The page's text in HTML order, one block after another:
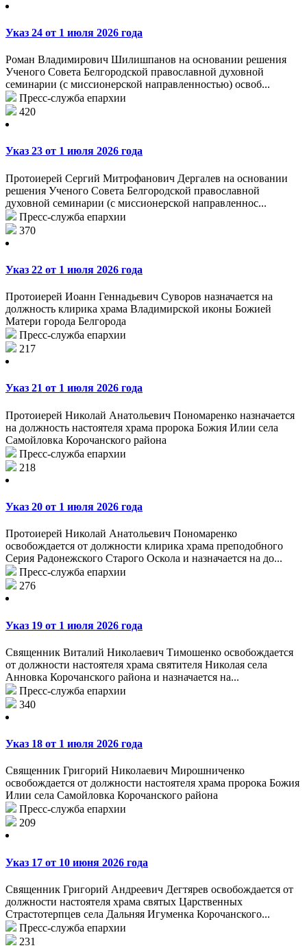
Указ 24 от 1 июля 2026 года
Роман Владимирович Шилишпанов на основании решения
Ученого Совета Белгородской православной духовной
семинарии (с миссионерской направленностью) освоб...
Пресс-служба епархии
420
Указ 23 от 1 июля 2026 года
Протоиерей Сергий Митрофанович Дергалев на основании
решения Ученого Совета Белгородской православной
духовной семинарии (с миссионерской направленнос...
Пресс-служба епархии
370
Указ 22 от 1 июля 2026 года
Протоиерей Иоанн Геннадьевич Суворов назначается на
должность клирика храма Владимирской иконы Божией
Матери города Белгорода
Пресс-служба епархии
217
Указ 21 от 1 июля 2026 года
Протоиерей Николай Анатольевич Пономаренко назначается
на должность настоятеля храма пророка Божия Илии села
Самойловка Корочанского района
Пресс-служба епархии
218
Указ 20 от 1 июля 2026 года
Протоиерей Николай Анатольевич Пономаренко
освобождается от должности клирика храма преподобного
Серия Радонежского Старого Оскола и назначается на до...
Пресс-служба епархии
276
Указ 19 от 1 июля 2026 года
Священник Виталий Николаевич Тимошенко освобождается
от должности настоятеля храма святителя Николая села
Анновка Корочанского района и назначается на...
Пресс-служба епархии
340
Указ 18 от 1 июля 2026 года
Священник Григорий Николаевич Мирошниченко
освобождается от должности настоятеля храма пророка Божия
Илии села Самойловка Корочанского района
Пресс-служба епархии
209
Указ 17 от 10 июня 2026 года
Священник Григорий Андреевич Дегтярев освобождается от
должности настоятеля храма святых Царственных
Страстотерпцев села Дальняя Игуменка Корочанского...
Пресс-служба епархии
231